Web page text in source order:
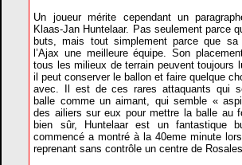
Un joueur mérite cependant un
Klaas-Jan Huntelaar. Pas seulement parce
buts, mais tout simplement parce que sa
l’Ajax une meilleure équipe. Son
tous les milieux de terrain peuvent toujours
il peut conserver le ballon et faire quelque
avec. Il est de ces rares attaquants qui
balle comme un aimant, qui semble «
des ailiers sur eux pour mettre la balle au
bien sûr, Huntelaar est un fantastique
commencé a montré à la 40eme minute
reprenant sans contrôle un centre de Rosales.